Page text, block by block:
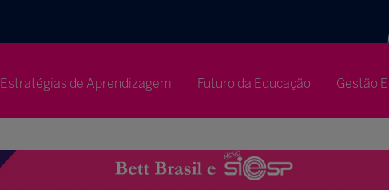
Estratégias de Aprendizagem Futuro da Educação Gestão